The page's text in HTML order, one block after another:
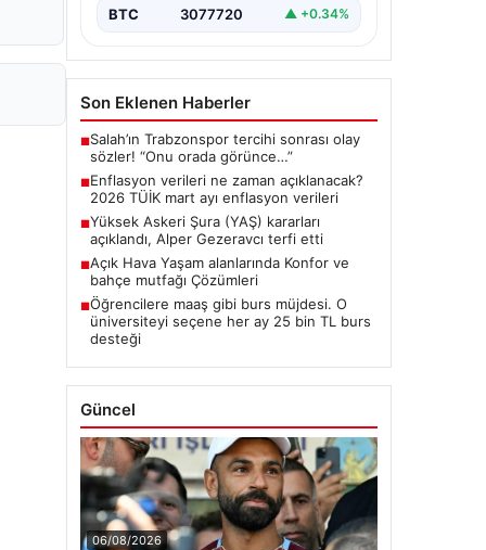
BTC 3077720 ▲ +0.34%
Son Eklenen Haberler
■Salah’ın Trabzonspor tercihi sonrası olay
sözler! “Onu orada görünce…”
■Enflasyon verileri ne zaman açıklanacak?
2026 TÜİK mart ayı enflasyon verileri
■Yüksek Askeri Şura (YAŞ) kararları
açıklandı, Alper Gezeravcı terfi etti
■Açık Hava Yaşam alanlarında Konfor ve
bahçe mutfağı Çözümleri
■Öğrencilere maaş gibi burs müjdesi. O
üniversiteyi seçene her ay 25 bin TL burs
desteği
Güncel
06/08/2026